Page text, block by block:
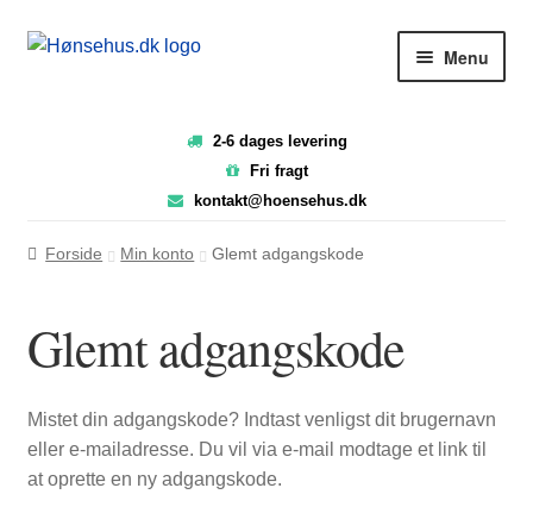
Spring
Spring
Menu
FORSIDE
NYTTIG VIDEN
PASNING OG PLEJE
SHOP
2-6 dages levering
Fri fragt
kontakt@hoensehus.dk
Forside Min konto Glemt adgangskode
Glemt adgangskode
Mistet din adgangskode? Indtast venligst dit brugernavn
eller e-mailadresse. Du vil via e-mail modtage et link til
at oprette en ny adgangskode.